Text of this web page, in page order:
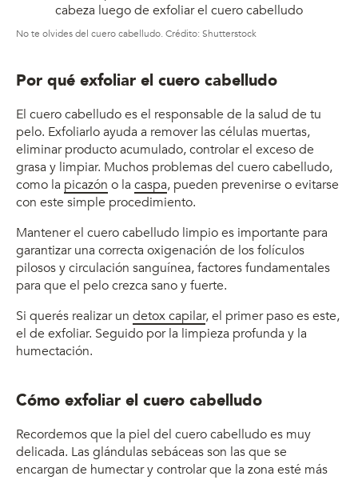
No te olvides del cuero cabelludo. Crédito: Shutterstock
Por qué exfoliar el cuero cabelludo
El cuero cabelludo es el responsable de la salud de tu
pelo. Exfoliarlo ayuda a remover las células muertas,
eliminar producto acumulado, controlar el exceso de
grasa y limpiar. Muchos problemas del cuero cabelludo,
como la picazón o la caspa, pueden prevenirse o evitarse
con este simple procedimiento.
Mantener el cuero cabelludo limpio es importante para
garantizar una correcta oxigenación de los folículos
pilosos y circulación sanguínea, factores fundamentales
para que el pelo crezca sano y fuerte.
Si querés realizar un detox capilar, el primer paso es este,
el de exfoliar. Seguido por la limpieza profunda y la
humectación.
Cómo exfoliar el cuero cabelludo
Recordemos que la piel del cuero cabelludo es muy
delicada. Las glándulas sebáceas son las que se
encargan de humectar y controlar que la zona esté más